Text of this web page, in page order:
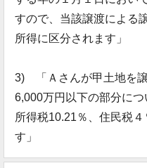
すので、当該譲渡による
所得に区分されます」
3) 「Ａさんが甲土地を
6,000万円以下の部分に
所得税10.21％、住民税
す」